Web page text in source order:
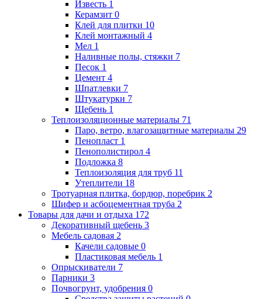
Известь 1
Керамзит 0
Клей для плитки 10
Клей монтажный 4
Мел 1
Наливные полы, стяжки 7
Песок 1
Цемент 4
Шпатлевки 7
Штукатурки 7
Щебень 1
Теплоизоляционные материалы 71
Паро, ветро, влагозащитные материалы 29
Пенопласт 1
Пенополистирол 4
Подложка 8
Теплоизоляция для труб 11
Утеплители 18
Тротуарная плитка, бордюр, поребрик 2
Шифер и асбоцементная труба 2
Товары для дачи и отдыха 172
Декоративный щебень 3
Мебель садовая 2
Качели садовые 0
Пластиковая мебель 1
Опрыскиватели 7
Парники 3
Почвогрунт, удобрения 0